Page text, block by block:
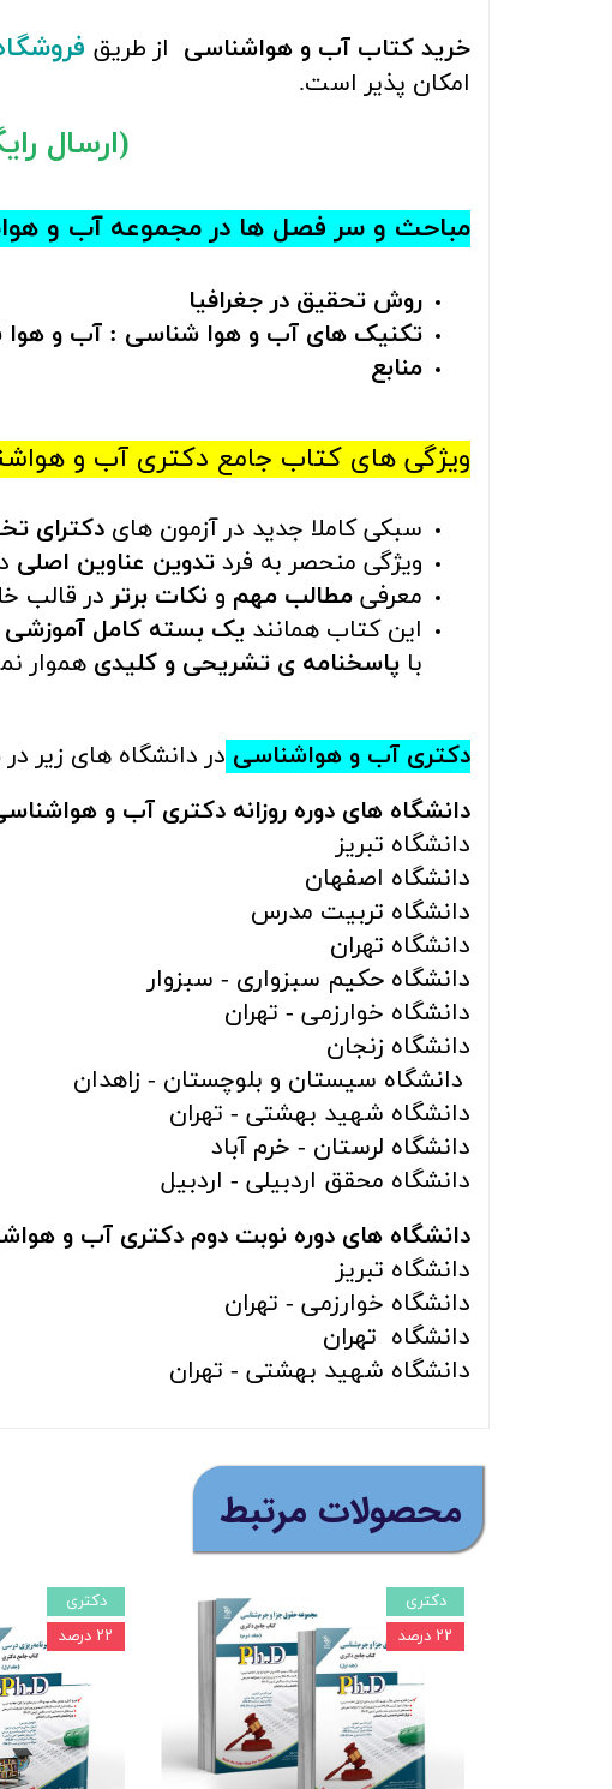
خرید کتاب آب و هواشناسی از طریق
امکان پذیر است.
(ارسال
مباحث و سر فصل ها در مجموعه آب و
روش تحقیق در جغرافیا
تکنیک های آب و هوا شناسی : آب و هوا
منابع
ویژگی های کتاب جامع دکتری آب و هواشناسی
سبکی کاملا جدید در آزمون های دکترای
ویژگی منحصر به فرد تدوین عناوین اصلی
معرفی مطالب مهم و نکات برتردر قالب
این کتاب همانند یک بسته کامل آموزشی
با پاسخنامه ی تشریحی و کلیدی هموار
دکتری آب و هواشناسی در دانشگاه های زیر در
دانشگاه های دوره روزانه دکتری آب و
دانشگاه تبریز
دانشگاه اصفهان
دانشگاه تربیت مدرس
دانشگاه تهران
دانشگاه حکیم سبزواری - سبزوار
دانشگاه خوارزمی - تهران
دانشگاه زنجان
دانشگاه سیستان و بلوچستان - زاهدان
دانشگاه شهید بهشتی - تهران
دانشگاه لرستان - خرم آباد
دانشگاه محقق اردبیلی - اردبیل
دانشگاه های دوره نوبت دوم دکتری آب و
دانشگاه تبریز
دانشگاه خوارزمی - تهران
دانشگاه تهران
دانشگاه شهید بهشتی - تهران
​محصولات مرتبط
دکتری
۲۲ درصد
دکتری
۲۲ درصد